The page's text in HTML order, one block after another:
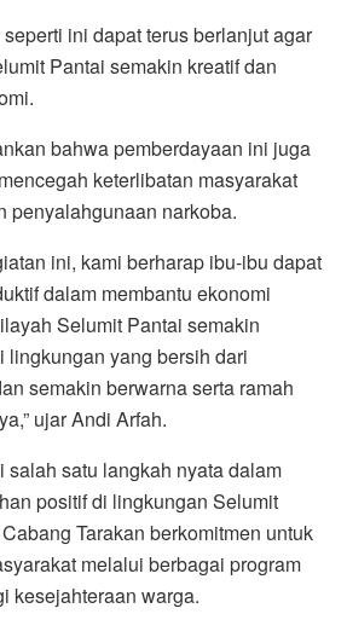
ini dapat terus berlanjut agar
Pantai semakin kreatif dan
bahwa pemberdayaan ini juga
keterlibatan masyarakat
penyalahgunaan narkoba.
ini, kami berharap ibu-ibu dapat
dalam membantu ekonomi
Selumit Pantai semakin
lingkungan yang bersih dari
semakin berwarna serta ramah
ujar Andi Arfah.
salah satu langkah nyata dalam
positif di lingkungan Selumit
Tarakan berkomitmen untuk
melalui berbagai program
kesejahteraan warga.